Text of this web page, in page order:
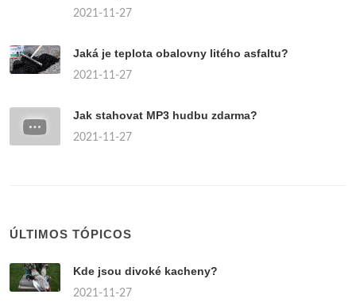
2021-11-27
Jaká je teplota obalovny litého asfaltu?
2021-11-27
Jak stahovat MP3 hudbu zdarma?
2021-11-27
ÚLTIMOS TÓPICOS
Kde jsou divoké kacheny?
2021-11-27